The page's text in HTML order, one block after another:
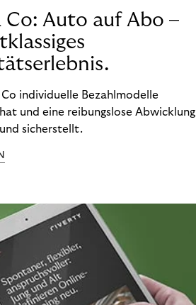
Co: Auto auf Abo –
individuelle Bezahlmodelle
und eine reibungslose Abwicklung
sicherstellt.